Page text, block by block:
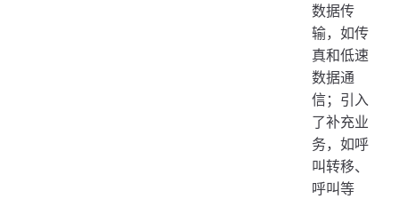
数据传
输，如传
真和低速
数据通
信；引入
了补充业
务，如呼
叫转移、
呼叫等